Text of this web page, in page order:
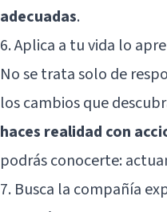
adecuadas.
6. Aplica a tu vida lo
No se trata solo de
los cambios que
haces realidad con
podrás conocerte:
7. Busca la compañía